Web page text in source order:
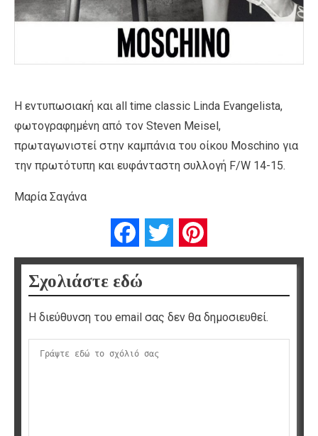
Η εντυπωσιακή και all time classic Linda Evangelista,
φωτογραφημένη από τον Steven Meisel,
πρωταγωνιστεί στην καμπάνια του οίκου Moschino για
την πρωτότυπη και ευφάνταστη συλλογή F/W 14-15.
Μαρία Σαγάνα
FacebookTwitter
Σχολιάστε εδώ
Η διεύθυνση του email σας δεν θα δημοσιευθεί.